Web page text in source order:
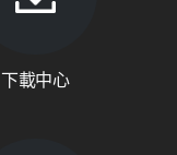
下載中心